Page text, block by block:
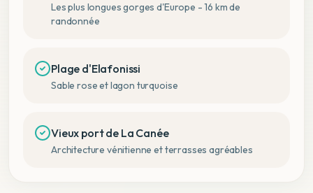
Les plus longues gorges d'Europe - 16 km de
randonnée
Plage d'Elafonissi
Sable rose et lagon turquoise
Vieux port de La Canée
Architecture vénitienne et terrasses agréables